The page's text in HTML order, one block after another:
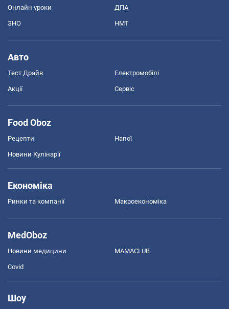
Онлайн уроки ДПА
ЗНО НМТ
Авто
Тест Драйв Електромобілі
Акції Сервіс
Food Oboz
Рецепти Напої
Новини Кулінарії
Економіка
Ринки та компанії Макроекономіка
MedOboz
Новини медицини MAMACLUB
Covid
Шоу